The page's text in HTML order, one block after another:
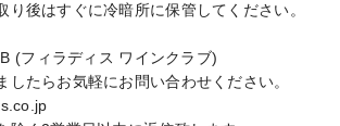
り後はすぐに冷暗所に保管してください。
(フィラディス ワインクラブ)
したらお気軽にお問い合わせください。